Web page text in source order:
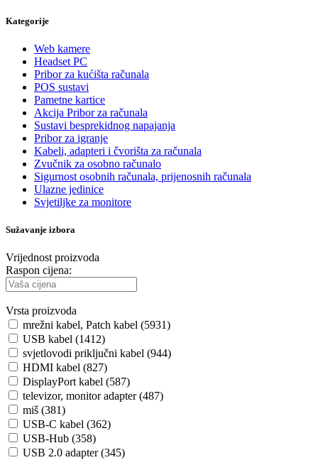
Kategorije
Web kamere
Headset PC
Pribor za kućišta računala
POS sustavi
Pametne kartice
Akcija Pribor za računala
Sustavi besprekidnog napajanja
Pribor za igranje
Kabeli, adapteri i čvorišta za računala
Zvučnik za osobno računalo
Sigurnost osobnih računala, prijenosnih računala
Ulazne jedinice
Svjetiljke za monitore
Sužavanje izbora
Vrijednost proizvoda
Raspon cijena:
Vrsta proizvoda
mrežni kabel, Patch kabel (5931)
USB kabel (1412)
svjetlovodi priključni kabel (944)
HDMI kabel (827)
DisplayPort kabel (587)
televizor, monitor adapter (487)
miš (381)
USB-C kabel (362)
USB-Hub (358)
USB 2.0 adapter (345)